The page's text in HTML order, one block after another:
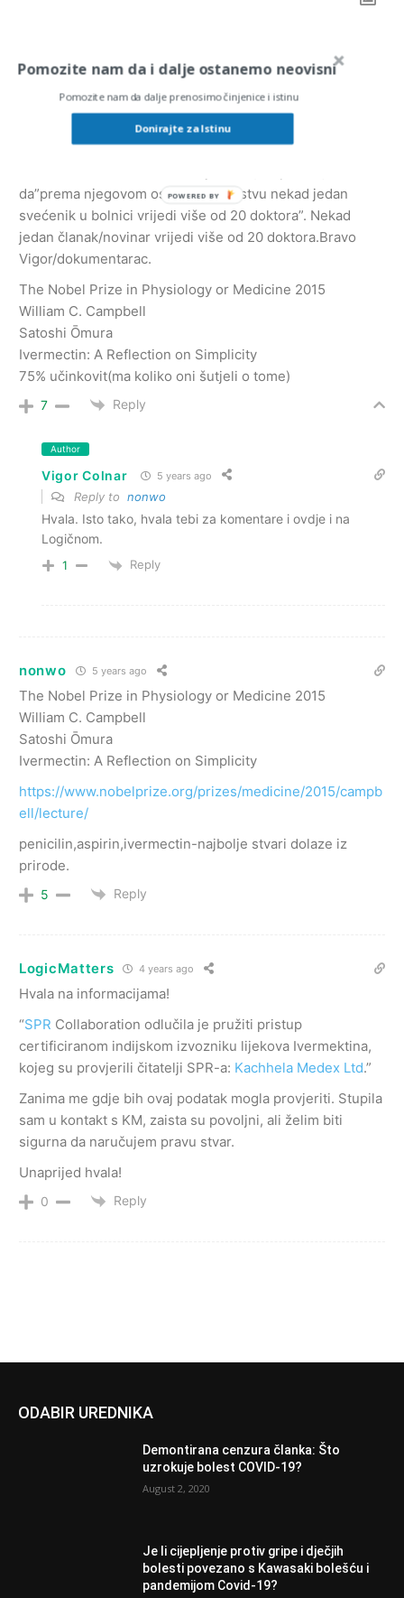
4 COMMENTS
Oldest
5 years ago
da”prema njegovom osobnom iskustvu nekad jedan
svećenik u bolnici vrijedi više od 20 doktora”. Nekad
jedan članak/novinar vrijedi više od 20 doktora.Bravo
Vigor/dokumentarac.
The Nobel Prize in Physiology or Medicine 2015
William C. Campbell
Satoshi Ōmura
Ivermectin: A Reflection on Simplicity
75% učinkovit(ma koliko oni šutjeli o tome)
7 Reply
Author
Vigor Colnar 5 years ago
Reply to nonwo
Hvala. Isto tako, hvala tebi za komentare i ovdje i na
Logičnom.
1 Reply
nonwo 5 years ago
The Nobel Prize in Physiology or Medicine 2015
William C. Campbell
Satoshi Ōmura
Ivermectin: A Reflection on Simplicity
https://www.nobelprize.org/prizes/medicine/2015/campb
ell/lecture/
penicilin,aspirin,ivermectin-najbolje stvari dolaze iz
prirode.
5 Reply
LogicMatters 4 years ago
Hvala na informacijama!
“SPR Collaboration odlučila je pružiti pristup
certificiranom indijskom izvozniku lijekova Ivermektina,
kojeg su provjerili čitatelji SPR-a: Kachhela Medex Ltd.”
Zanima me gdje bih ovaj podatak mogla provjeriti. Stupila
sam u kontakt s KM, zaista su povoljni, ali želim biti
sigurna da naručujem pravu stvar.
Unaprijed hvala!
0 Reply
ODABIR UREDNIKA
Demontirana cenzura članka: Što
uzrokuje bolest COVID-19?
August 2, 2020
Je li cijepljenje protiv gripe i dječjih
bolesti povezano s Kawasaki bolešću i
pandemijom Covid-19?
Pomozite nam da i dalje ostanemo neovisni
Pomozite nam da dalje prenosimo činjenice i istinu
Donirajte za Istinu